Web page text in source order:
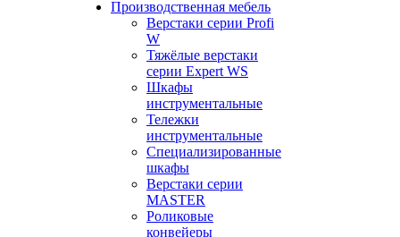
Производственная мебель
Верстаки серии Profi
W
Тяжёлые верстаки
серии Expert WS
Шкафы
инструментальные
Тележки
инструментальные
Cпециализированные
шкафы
Верстаки серии
MASTER
Роликовые
конвейеры